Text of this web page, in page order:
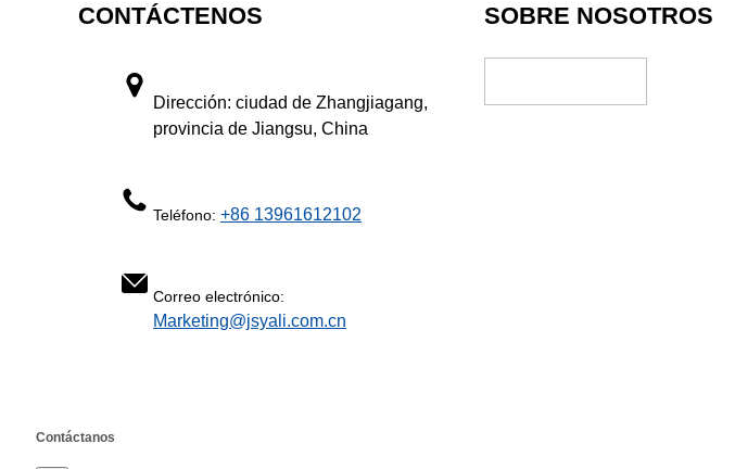
CONTÁCTENOS
Dirección: ciudad de Zhangjiagang,
provincia de Jiangsu, China
Teléfono: +86 13961612102
Correo electrónico:
Marketing@jsyali.com.cn
SOBRE NOSOTROS
Contáctanos